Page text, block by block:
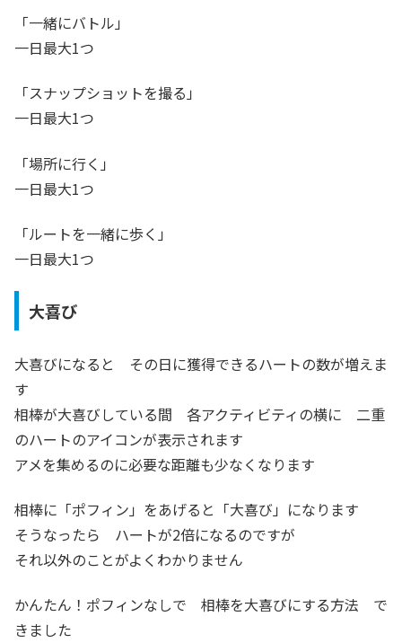
「一緒にバトル」
一日最大1つ
「スナップショットを撮る」
一日最大1つ
「場所に行く」
一日最大1つ
「ルートを一緒に歩く」
一日最大1つ
大喜び
大喜びになると その日に獲得できるハートの数が増えま
す
相棒が大喜びしている間 各アクティビティの横に 二重
のハートのアイコンが表示されます
アメを集めるのに必要な距離も少なくなります
相棒に「ポフィン」をあげると「大喜び」になります
そうなったら ハートが2倍になるのですが
それ以外のことがよくわかりません
かんたん！ポフィンなしで 相棒を大喜びにする方法 で
きました